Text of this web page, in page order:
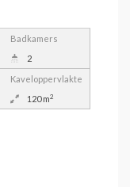
Badkamers
2
Kaveloppervlakte
120 m2